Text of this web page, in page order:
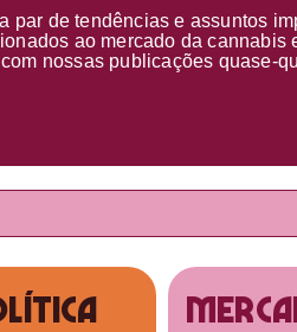
par detendências e assuntos
ao mercado da cannabis
com nossas publicações quase-